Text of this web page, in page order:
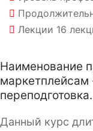
Лекции 16
Наименование
маркетплейсам
переподготовка.
Данный курс